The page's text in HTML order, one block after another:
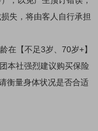
失，将由客人自行承担
在【不足3岁、 70岁+】
本社强烈建议购买保险
衡量身体状况是否合适